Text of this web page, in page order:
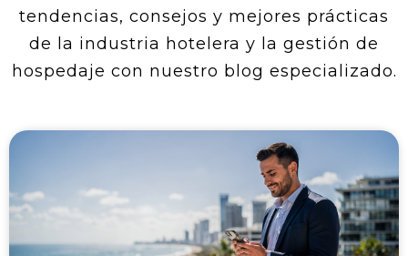
tendencias, consejos y mejores prácticas
de la industria hotelera y la gestión de
hospedaje con nuestro blog especializado.